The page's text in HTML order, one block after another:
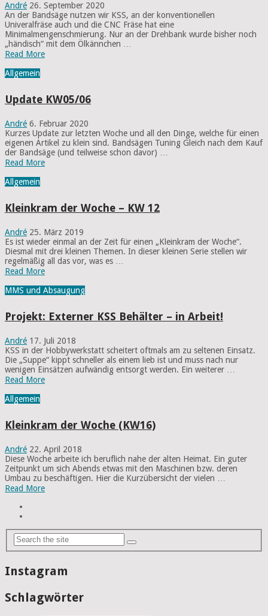
André 26. September 2020
An der Bandsäge nutzen wir KSS, an der konventionellen
Univeralfräse auch und die CNC Fräse hat eine
Minimalmengenschmierung. Nur an der Drehbank wurde bisher noch
„händisch“ mit dem Ölkännchen …
Read More
Allgemein
Update KW05/06
André 6. Februar 2020
Kurzes Update zur letzten Woche und all den Dinge, welche für einen
eigenen Artikel zu klein sind. Bandsägen Tuning Gleich nach dem Kauf
der Bandsäge (und teilweise schon davor) …
Read More
Allgemein
Kleinkram der Woche – KW 12
André 25. März 2019
Es ist wieder einmal an der Zeit für einen „Kleinkram der Woche“.
Diesmal mit drei kleinen Themen. In dieser kleinen Serie stellen wir
regelmäßig all das vor, was es …
Read More
MMS und Absaugung
Projekt: Externer KSS Behälter – in Arbeit!
André 17. Juli 2018
KSS in der Hobbywerkstatt scheitert oftmals am zu seltenen Einsatz.
Die „Suppe“ kippt schneller als einem lieb ist und muss nach nur
wenigen Einsätzen aufwändig entsorgt werden. Ein weiterer …
Read More
Allgemein
Kleinkram der Woche (KW16)
André 22. April 2018
Diese Woche arbeite ich beruflich nahe der alten Heimat. Ein guter
Zeitpunkt um sich Abends etwas mit den Maschinen bzw. deren
Umbau zu beschäftigen. Hier die Kurzübersicht der vielen …
Read More
Instagram
Schlagwörter